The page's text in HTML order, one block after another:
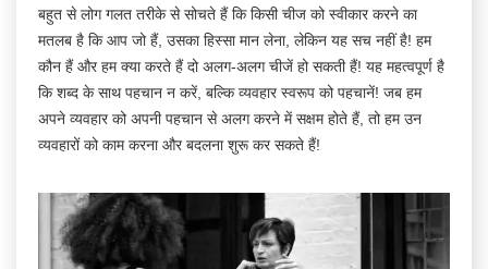
बहुत से लोग गलत तरीके से सोचते हैं कि किसी चीज को स्वीकार करने का
मतलब है कि आप जो हैं, उसका हिस्सा मान लेना, लेकिन यह सच नहीं है! हम
कौन हैं और हम क्या करते हैं दो अलग-अलग चीजें हो सकती हैं! यह महत्वपूर्ण है
कि शब्द के साथ पहचान न करें, बल्कि व्यवहार स्वरूप को पहचानें! जब हम
अपने व्यवहार को अपनी पहचान से अलग करने में सक्षम होते हैं, तो हम उन
व्यवहारों को काम करना और बदलना शुरू कर सकते हैं!